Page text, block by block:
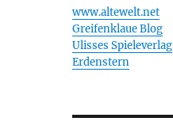
www.altewelt.net
Greifenklaue Blog
Ulisses Spieleverlag
Erdenstern